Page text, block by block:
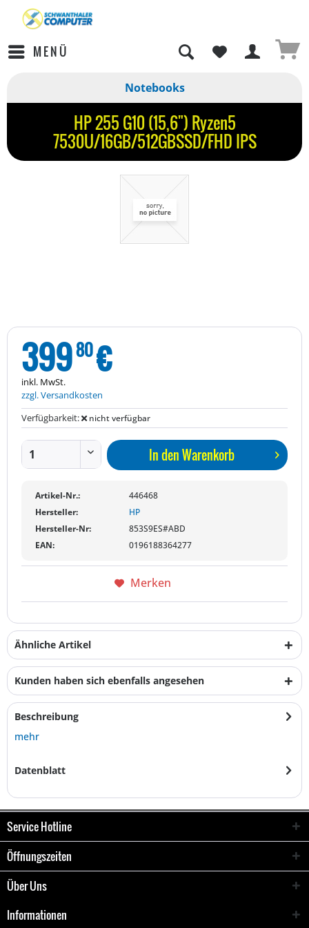
MENÜ
Notebooks
HP 255 G10 (15,6") Ryzen5
7530U/16GB/512GBSSD/FHD IPS
39980€
inkl. MwSt.
zzgl. Versandkosten
Verfügbarkeit:
nicht verfügbar
In denWarenkorb
Artikel-Nr.:
446468
Hersteller:
HP
Hersteller-Nr:
853S9ES#ABD
EAN:
0196188364277
Merken
Ähnliche Artikel
Kunden haben sich ebenfalls angesehen
Beschreibung
mehr
Datenblatt
Service Hotline
Öffnungszeiten
Über Uns
Informationen